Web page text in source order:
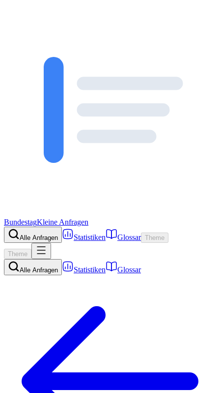
BundestagKleine Anfragen
Alle Anfragen Statistiken Glossar Theme
Theme
Alle Anfragen Statistiken Glossar